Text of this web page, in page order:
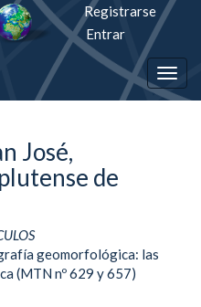
Registrarse
Entrar
José,
de
geomorfológica: las
(MTN nº 629 y 657)